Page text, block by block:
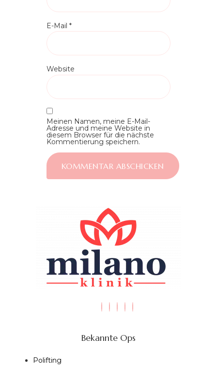
E-Mail *
Website
Meinen Namen, meine E-Mail-
Adresse und meine Website in
diesem Browser für die nächste
Kommentierung speichern.
Bekannte Ops
Polifting